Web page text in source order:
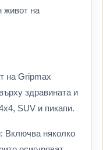
живот на
на Gripmax
здравината и
SUV и пикапи.
Включва няколко